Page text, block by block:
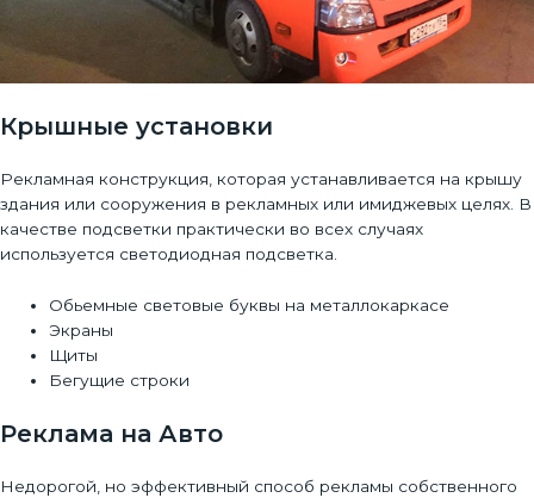
Крышные установки
Рекламная конструкция, которая устанавливается на крышу
здания или сооружения в рекламных или имиджевых целях. В
качестве подсветки практически во всех случаях
используется светодиодная подсветка.
Обьемные световые буквы на металлокаркасе
Экраны
Щиты
Бегущие строки
Реклама на Авто
Недорогой, но эффективный способ рекламы собственного